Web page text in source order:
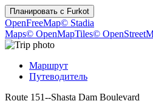
Планировать с Furkot
OpenFreeMap© Stadia
Maps© OpenMapTiles©
Маршрут
Путеводитель
Route 151--Shasta Dam Boulevard